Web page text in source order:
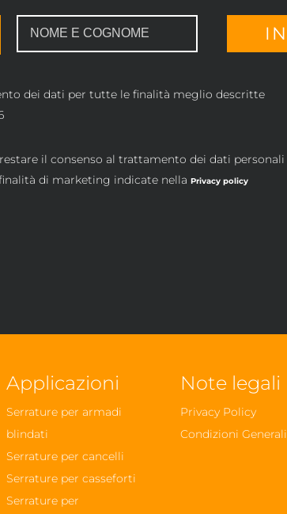
dei dati per tutte le finalità meglio descritte
il consenso al trattamento dei dati personali
di marketing indicate nellaPrivacy policy
Applicazioni
Serrature per armadi
blindati
Serrature per cancelli
Serrature per casseforti
Serrature per
Note legali
Privacy Policy
Condizioni Generali